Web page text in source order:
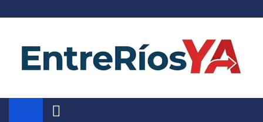
Noticias de Entre Ríos
Información de toda la provincia ahora